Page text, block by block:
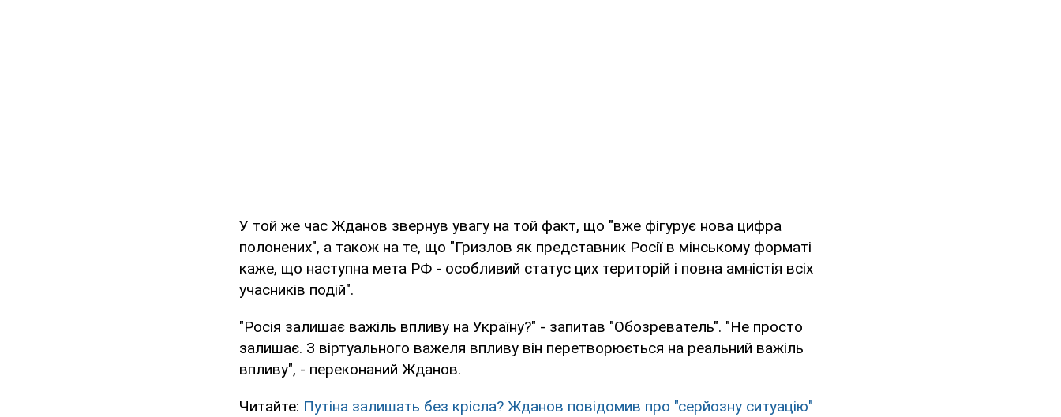
У той же час Жданов звернув увагу на той факт, що "вже фігурує нова цифра
полонених", а також на те, що "Гризлов як представник Росії в мінському форматі
каже, що наступна мета РФ - особливий статус цих територій і повна амністія всіх
учасників подій".
"Росія залишає важіль впливу на Україну?" - запитав "Обозреватель". "Не просто
залишає. З віртуального важеля впливу він перетворюється на реальний важіль
впливу", - переконаний Жданов.
Читайте: Путіна залишать без крісла? Жданов повідомив про "серйозну ситуацію"